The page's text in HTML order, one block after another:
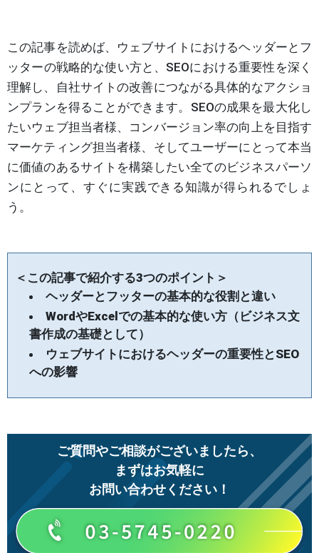
この記事を読めば、ウェブサイトにおけるヘッダーとフ
ッターの戦略的な使い方と、SEOにおける重要性を深く
理解し、自社サイトの改善につながる具体的なアクショ
ンプランを得ることができます。SEOの成果を最大化し
たいウェブ担当者様、コンバージョン率の向上を目指す
マーケティング担当者様、そしてユーザーにとって本当
に価値のあるサイトを構築したい全てのビジネスパーソ
ンにとって、すぐに実践できる知識が得られるでしょ
う。
＜この記事で紹介する3つのポイント＞
ヘッダーとフッターの基本的な役割と違い
WordやExcelでの基本的な使い方（ビジネス文
書作成の基礎として）
ウェブサイトにおけるヘッダーの重要性とSEO
への影響
ご質問やご相談がございましたら、
まずはお気軽に
お問い合わせください！